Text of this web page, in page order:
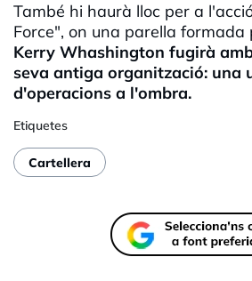
També hi haurà lloc per a
Force", on una parella formada
Kerry Whashington fugirà
seva antiga organització: una
d'operacions a l'ombra.
Etiquetes
Cartellera